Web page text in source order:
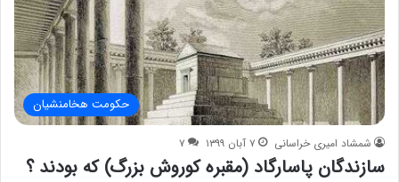
حکومت هخامنشیان
شمشاد امیری خراسانی ۷ آبان ۱۳۹۹ ۷
سازندگان پاسارگاد (مقبره کوروش بزرگ) که بودند ؟